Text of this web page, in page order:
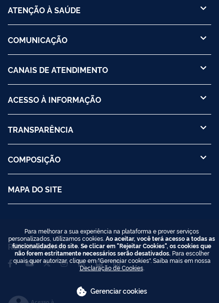
ATENÇÃO À SAÚDE
COMUNICAÇÃO
CANAIS DE ATENDIMENTO
ACESSO À INFORMAÇÃO
TRANSPARÊNCIA
COMPOSIÇÃO
MAPA DO SITE
REDES SOCIAIS
Para melhorar a sua experiência na plataforma e prover serviços
personalizados, utilizamos cookies. Ao aceitar, você terá acesso a todas as
funcionalidades do site. Se clicar em "Rejeitar Cookies", os cookies que
não forem estritamente necessários serão desativados. Para escolher
quais quer autorizar, clique em "Gerenciar cookies". Saiba mais em nossa
Declaração de Cookies.
Gerenciar cookies